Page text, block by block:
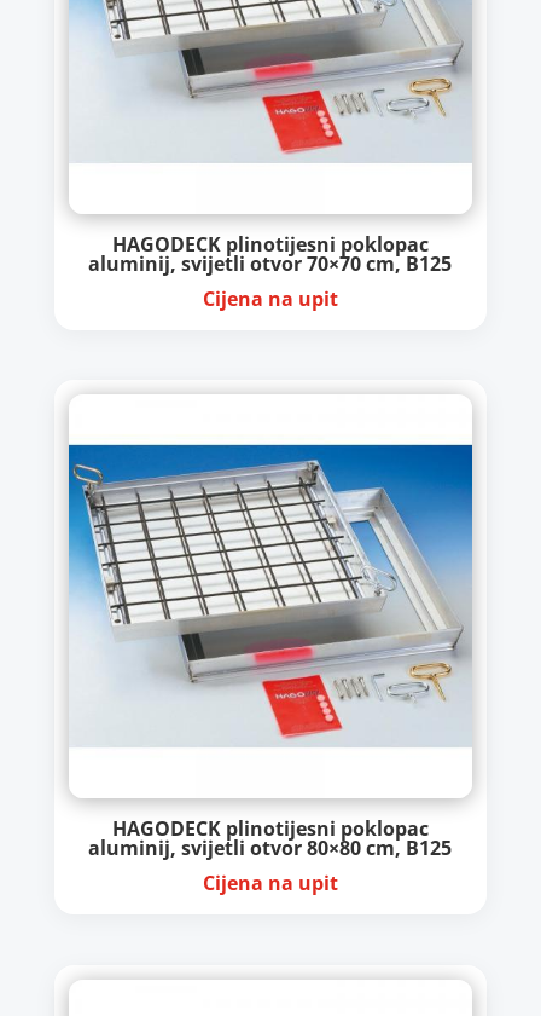
HAGODECK plinotijesni poklopac
aluminij, svijetli otvor 70×70 cm, B125
Cijena na upit
HAGODECK plinotijesni poklopac
aluminij, svijetli otvor 80×80 cm, B125
Cijena na upit